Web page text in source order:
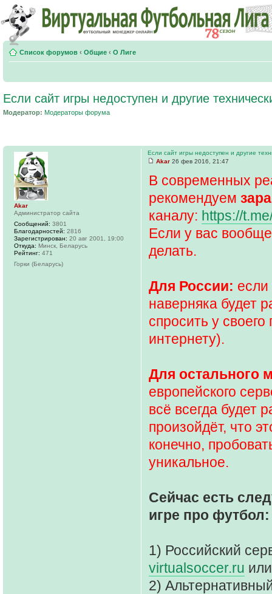
Список форумов ‹ Общие ‹ О Лиге
Если сайт игры недоступен и другие
Модератор: Модераторы форума
Если сайт игры недоступен и другие
Akar 26 фев 2016, 21:47
В современных
рекомендуем
каналу: https://
Если у вас
делать.
Для России: если
наверняка будет
спросить у
интернету).
Для остального
европейского
всё всегда будет
произойдёт, что
конечно,
уникальное.
Сейчас есть
игре про футбол:
1) Российский
virtualsoccer.ru
2)
Akar
Администратор сайта
Сообщений: 3801
Благодарностей: 2816
Зарегистрирован: 20 авг 2001, 19:00
Откуда: Минск, Беларусь
Рейтинг: 471
Горки (Беларусь)